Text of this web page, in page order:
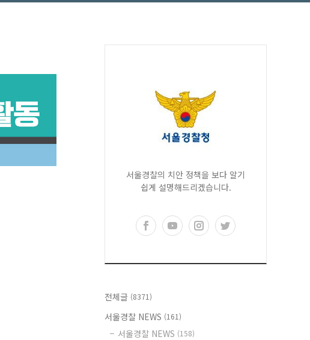
서울경찰의 치안 정책을 보다 알기
쉽게 설명해드리겠습니다.
전체글 (8371)
서울경찰 NEWS (161)
서울경찰 NEWS (158)